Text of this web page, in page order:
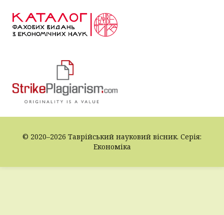
© 2020–2026 Таврійський науковий вісник. Серія:
Економіка